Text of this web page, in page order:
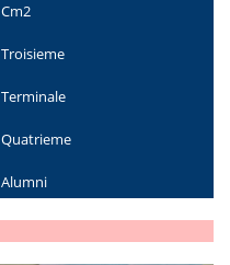
Cm2
Troisieme
Terminale
Quatrieme
Alumni